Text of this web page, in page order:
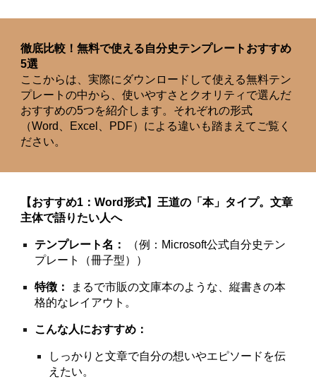
徹底比較！無料で使える自分史テンプレートおすすめ
5選
ここからは、実際にダウンロードして使える無料テン
プレートの中から、使いやすさとクオリティで選んだ
おすすめの5つを紹介します。それぞれの形式
（Word、Excel、PDF）による違いも踏まえてご覧く
ださい。
【おすすめ1：Word形式】王道の「本」タイプ。文章
主体で語りたい人へ
テンプレート名：
（例：Microsoft公式自分史テン
プレート（冊子型））
特徴：
まるで市販の文庫本のような、縦書きの本
格的なレイアウト。
こんな人におすすめ：
しっかりと文章で自分の想いやエピソードを伝
えたい。